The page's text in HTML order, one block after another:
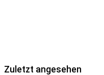
Zuletzt angesehen